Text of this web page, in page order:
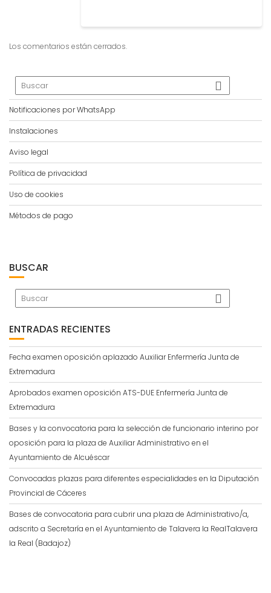
Los comentarios están cerrados.
Notificaciones por WhatsApp
Instalaciones
Aviso legal
Política de privacidad
Uso de cookies
Métodos de pago
BUSCAR
ENTRADAS RECIENTES
Fecha examen oposición aplazado Auxiliar Enfermería Junta de
Extremadura
Aprobados examen oposición ATS-DUE Enfermería Junta de
Extremadura
Bases y la convocatoria para la selección de funcionario interino por
oposición para la plaza de Auxiliar Administrativo en el
Ayuntamiento de Alcuéscar
Convocadas plazas para diferentes especialidades en la Diputación
Provincial de Cáceres
Bases de convocatoria para cubrir una plaza de Administrativo/a,
adscrito a Secretaría en el Ayuntamiento de Talavera la RealTalavera
la Real (Badajoz)